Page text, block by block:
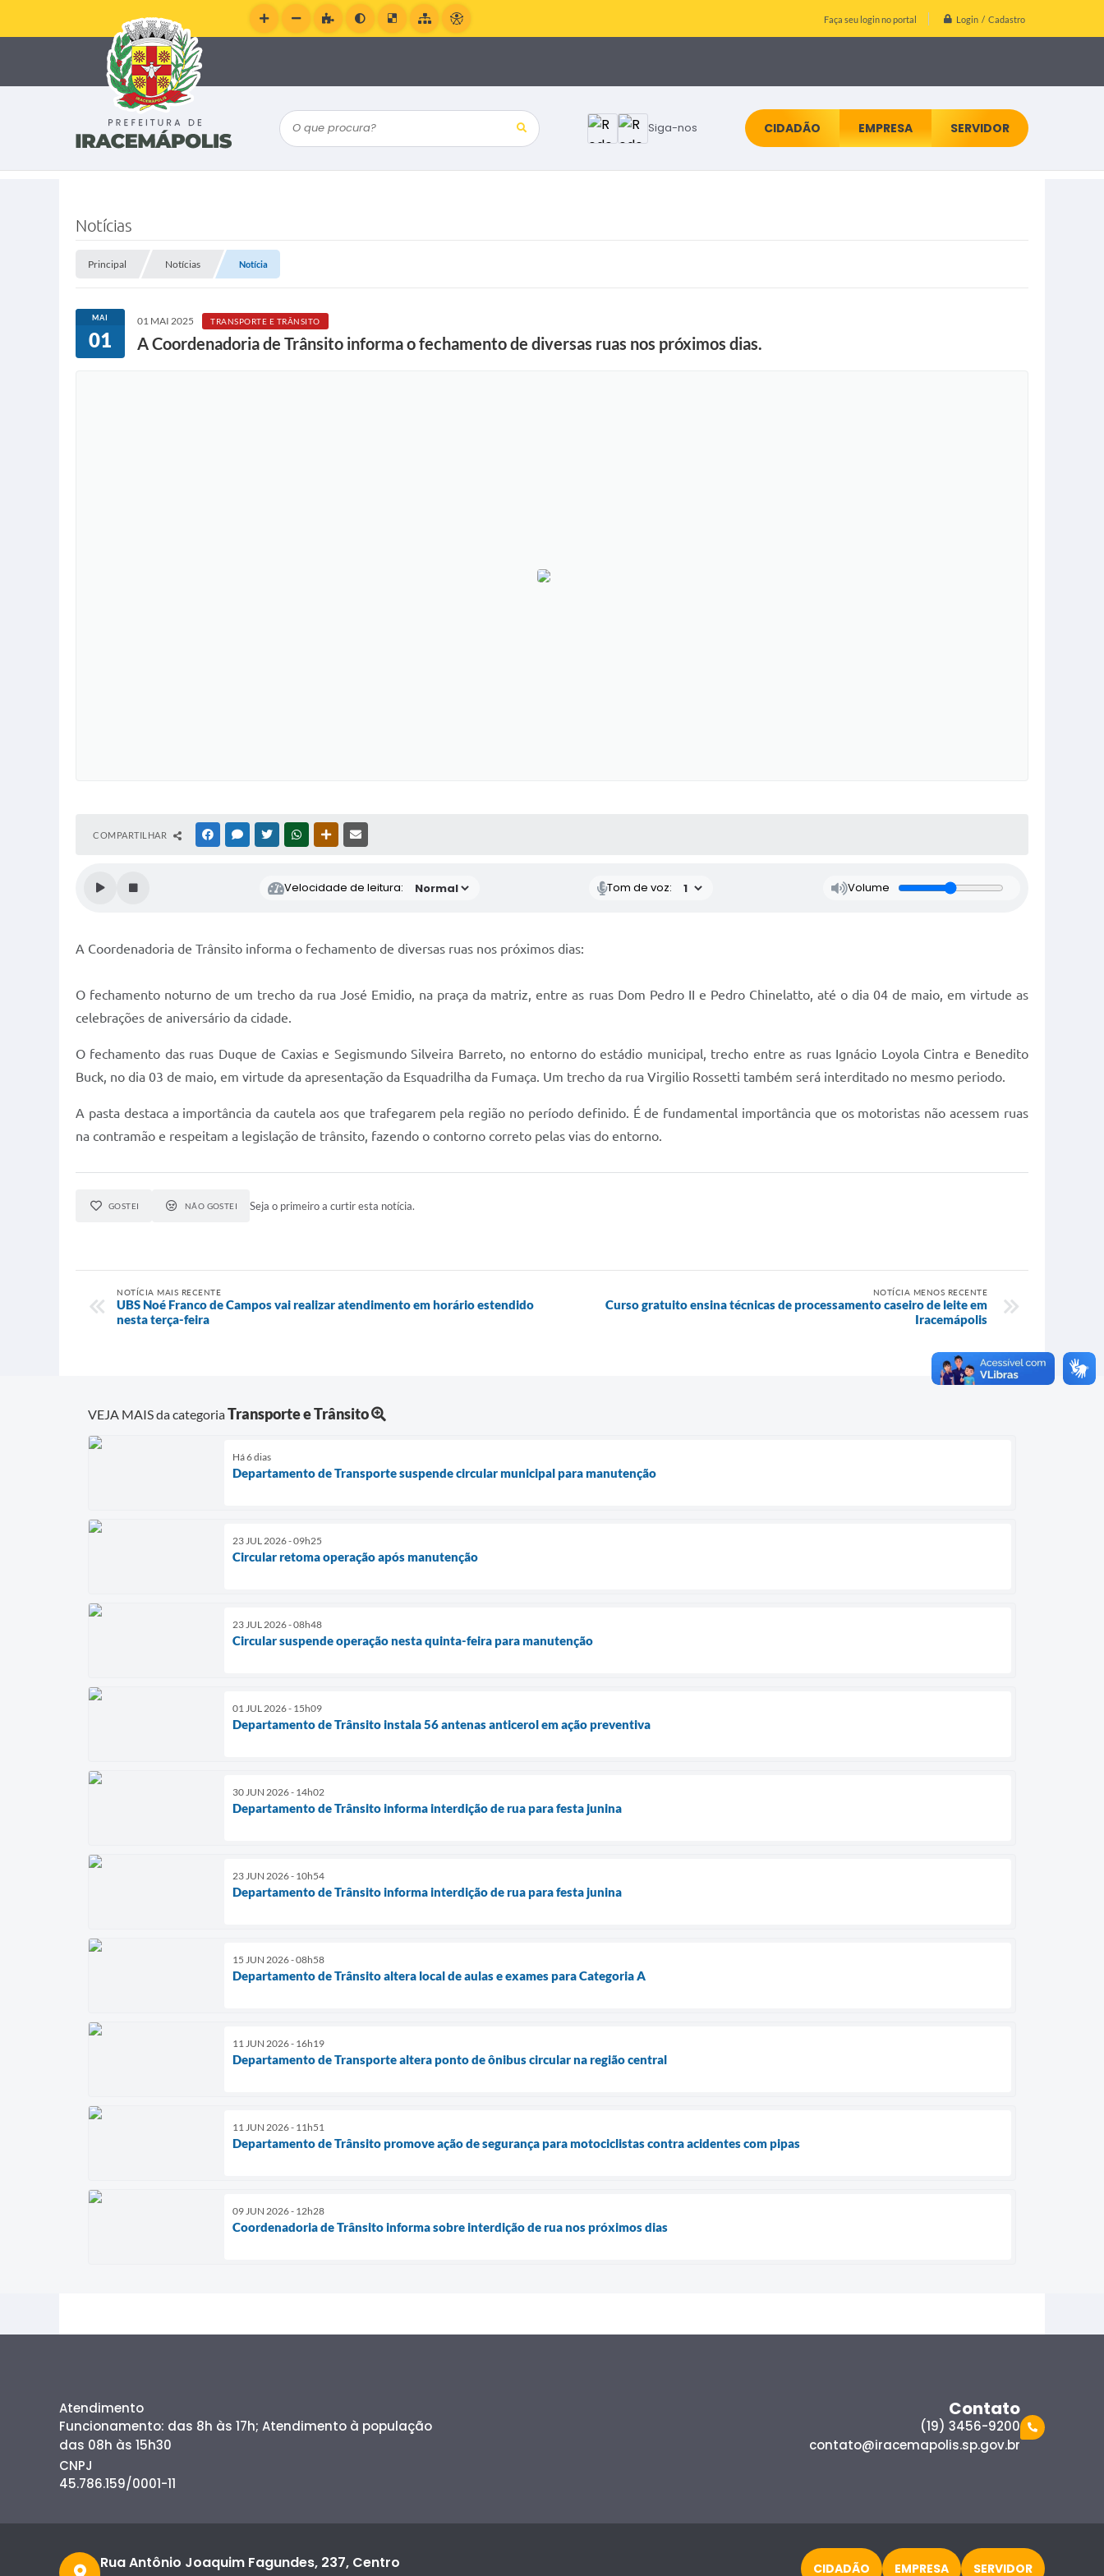
Faça seu login no portal Login / Cadastro
Siga-nos
O que procura? CIDADÃO EMPRESA SERVIDOR
Notícias
Principal Notícias Notícia
MAI
01
01 MAI 2025 TRANSPORTE E TRÂNSITO
A Coordenadoria de Trânsito informa o fechamento de diversas ruas nos próximos dias.
COMPARTILHAR FACEBOOKMESSENGER
TWITTERWHATSAPPOUTRAS MÍDIAS
Velocidade de leitura: Tom de voz: Volume
A Coordenadoria de Trânsito informa o fechamento de diversas ruas nos próximos dias:
O fechamento noturno de um trecho da rua José Emidio, na praça da matriz, entre as ruas Dom Pedro II e Pedro Chinelatto, até o dia 04 de maio, em virtude as
celebrações de aniversário da cidade.
O fechamento das ruas Duque de Caxias e Segismundo Silveira Barreto, no entorno do estádio municipal, trecho entre as ruas Ignácio Loyola Cintra e Benedito
Buck, no dia 03 de maio, em virtude da apresentação da Esquadrilha da Fumaça. Um trecho da rua Virgilio Rossetti também será interditado no mesmo periodo.
A pasta destaca a importância da cautela aos que trafegarem pela região no período definido. É de fundamental importância que os motoristas não acessem ruas
na contramão e respeitam a legislação de trânsito, fazendo o contorno correto pelas vias do entorno.
GOSTEI NÃO GOSTEI Seja o primeiro a curtir esta notícia.
NOTÍCIA MAIS RECENTE
UBS Noé Franco de Campos vai realizar atendimento em horário estendido
nesta terça-feira
NOTÍCIA MENOS RECENTE
Curso gratuito ensina técnicas de processamento caseiro de leite em
Iracemápolis
VEJA MAIS da categoriaTransporte e Trânsito
Há 6 dias
Departamento de Transporte suspende circular municipal para manutenção
23 JUL 2026 - 09h25
Circular retoma operação após manutenção
23 JUL 2026 - 08h48
Circular suspende operação nesta quinta-feira para manutenção
01 JUL 2026 - 15h09
Departamento de Trânsito instala 56 antenas anticerol em ação preventiva
30 JUN 2026 - 14h02
Departamento de Trânsito informa interdição de rua para festa junina
23 JUN 2026 - 10h54
Departamento de Trânsito informa interdição de rua para festa junina
15 JUN 2026 - 08h58
Departamento de Trânsito altera local de aulas e exames para Categoria A
11 JUN 2026 - 16h19
Departamento de Transporte altera ponto de ônibus circular na região central
11 JUN 2026 - 11h51
Departamento de Trânsito promove ação de segurança para motociclistas contra acidentes com pipas
09 JUN 2026 - 12h28
Coordenadoria de Trânsito informa sobre interdição de rua nos próximos dias
Rua Antônio Joaquim Fagundes, 237, Centro
Contato
(19) 3456-9200
contato@iracemapolis.sp.gov.br
Atendimento
Funcionamento: das 8h às 17h; Atendimento à população
das 08h às 15h30
CNPJ
45.786.159/0001-11
CIDADÃO EMPRESA SERVIDOR